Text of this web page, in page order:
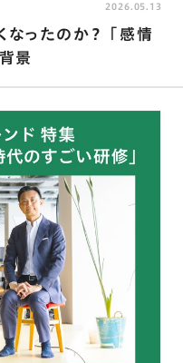
なったのか？ ｢感情
景
2026.05.13